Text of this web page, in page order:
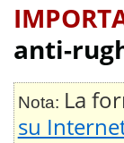
anti-
Nota: La
su